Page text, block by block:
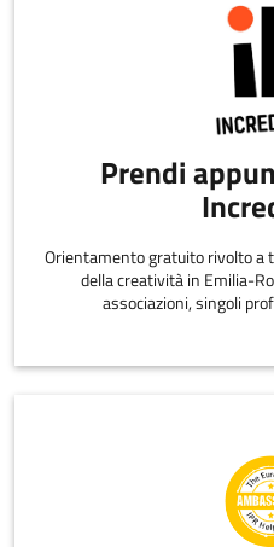
Prendi
Orientamento gratuito rivolto a
della creatività in Emilia-
associazioni, singoli